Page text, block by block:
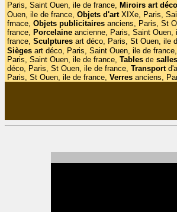
Paris, Saint Ouen, ile de france, Miroirs art déco
Ouen, ile de france, Objets d'art XIXe, Paris,
frnace, Objets publicitaires anciens, Paris, St
france, Porcelaine ancienne, Paris, Saint Ouen,
france, Sculptures art déco, Paris, St Ouen, ile
Sièges art déco, Paris, Saint Ouen, ile de france,
Paris, Saint Ouen, ile de france, Tables de salles
déco, Paris, St Ouen, ile de france, Transport
Paris, St Ouen, ile de france, Verres anciens,